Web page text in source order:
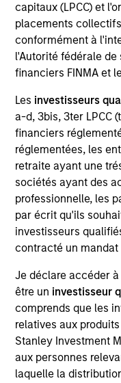
capitaux (LPCC) et
placements
conformément à
l'Autorité fédérale
financiers FINMA et
Les investisseurs
a-d, 3bis, 3ter LPCC
financiers
réglementées, les
retraite ayant une
sociétés ayant des
professionnelle, les
par écrit qu'ils
investisseurs
contracté un
Je déclare accéder
être un investisseur
comprends que les
relatives aux
Stanley Investment
aux personnes
laquelle la
COUNTRY
United States
Invested on
Aug 2010
Transaction Type
Growth
Realization Date
Feb 2019
Exit Type
Strategic
Trinity CO2 is a
dioxide (“CO2”)
company. It owns
enhanced oil